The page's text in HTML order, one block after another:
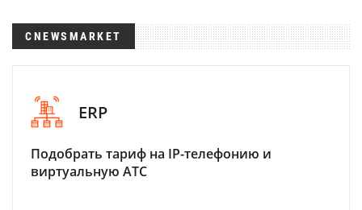
CNEWSMARKET
ERP
Подобрать тариф на IP-телефонию и
виртуальную АТС